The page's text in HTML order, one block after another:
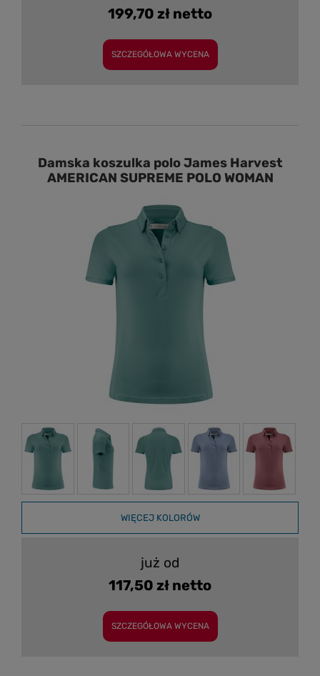
199,70 zł netto
SZCZEGÓŁOWA WYCENA
Damska koszulka polo James Harvest
AMERICAN SUPREME POLO WOMAN
WIĘCEJ KOLORÓW
już od
117,50 zł netto
SZCZEGÓŁOWA WYCENA